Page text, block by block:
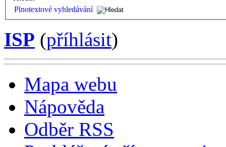
Plnotextové vyhledávání
ISP (příhlásit)
Mapa webu
Nápověda
Odběr RSS